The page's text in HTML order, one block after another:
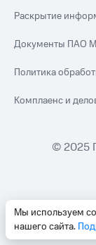
Мы используем
нашего сайта.
Раскрытие
Документы ПАО
Политика
Комплаенс и
© 2025